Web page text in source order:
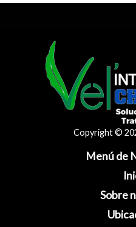
Copyright ©
Menú de
Sobre